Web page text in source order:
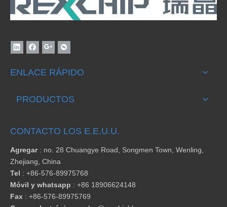
ENLACE RÁPIDO
PRODUCTOS
CONTACTO LOS E.E.U.U.
Agregar : no. 28 Chuangye Road, Songmen Town, Wenling,
Zhejiang, China
Tel : +86-576-89975768
Móvil y whatsapp : +86 18906624148
Fax : +86-576-89975769